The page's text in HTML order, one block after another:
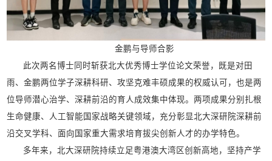
金鹏与导师合影
此次两名博士同时斩获北大优秀博士学位论文荣誉，既是对田
雨、金鹏两位学子深耕科研、攻坚克难丰硕成果的权威认可，也是两
位导师潜心治学、深耕前沿的育人成效集中体现。两项成果分别扎根
生命健康、人工智能国家战略关键领域，充分彰显北大深研院深耕前
沿交叉学科、面向国家重大需求培育拔尖创新人才的办学特色。
多年来，北大深研院持续立足粤港澳大湾区创新高地，坚持产学